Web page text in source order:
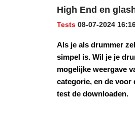
High End en
Tests 08-07-2024
Als je als drummer
simpel is. Wil je je
mogelijke weergave
categorie, en de voor
test de downloaden.